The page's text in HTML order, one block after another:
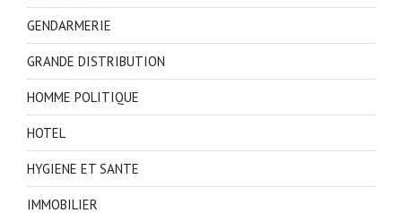
GENDARMERIE
GRANDE DISTRIBUTION
HOMME POLITIQUE
HOTEL
HYGIENE ET SANTE
IMMOBILIER